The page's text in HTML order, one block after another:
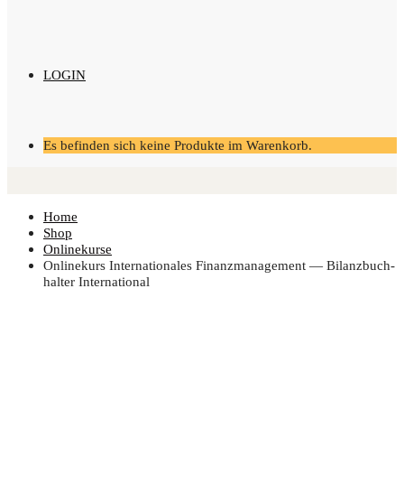
LOGIN
Es befinden sich keine Produkte im Warenkorb.
Home
Shop
Onlinekurse
Online­kurs Inter­na­tio­na­les Finanz­ma­nage­ment — Bilanz­buch­
hal­ter International